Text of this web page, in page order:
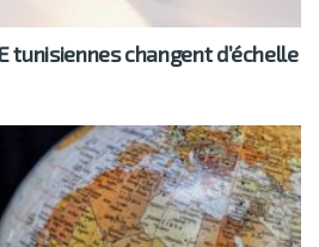
tunisiennes changent d’échelle